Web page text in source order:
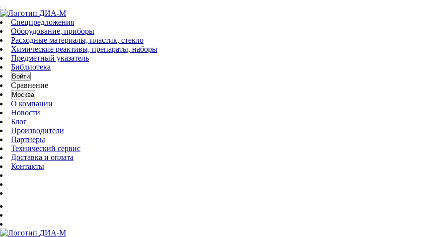
Спецпредложения
Оборудование, приборы
Расходные материалы, пластик, стекло
Химические реактивы, препараты, наборы
Предметный указатель
Библиотека
Войти
Сравнение
Москва
О компании
Новости
Блог
Производители
Партнеры
Технический сервис
Доставка и оплата
Контакты